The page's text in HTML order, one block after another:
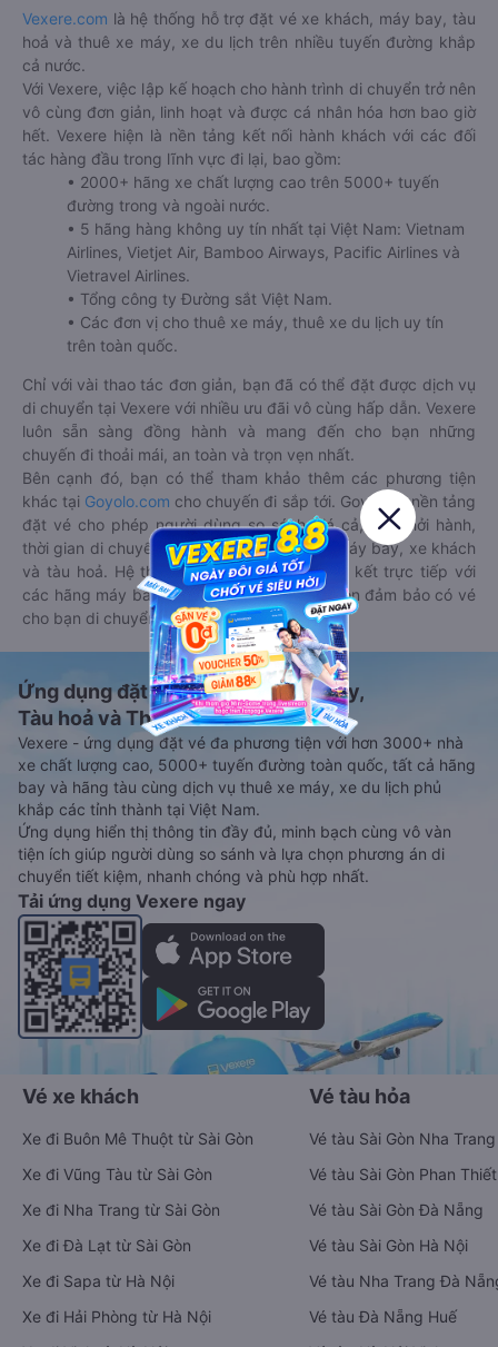
Vexere.com là hệ thống hỗ trợ đặt vé xe khách, máy bay, tàu
hoả và thuê xe máy, xe du lịch trên nhiều tuyến đường khắp
cả nước.
Với Vexere, việc lập kế hoạch cho hành trình di chuyển trở nên
vô cùng đơn giản, linh hoạt và được cá nhân hóa hơn bao giờ
hết. Vexere hiện là nền tảng kết nối hành khách với các đối
tác hàng đầu trong lĩnh vực đi lại, bao gồm:
• 2000+ hãng xe chất lượng cao trên 5000+ tuyến
đường trong và ngoài nước.
• 5 hãng hàng không uy tín nhất tại Việt Nam: Vietnam
Airlines, Vietjet Air, Bamboo Airways, Pacific Airlines và
Vietravel Airlines.
• Tổng công ty Đường sắt Việt Nam.
• Các đơn vị cho thuê xe máy, thuê xe du lịch uy tín
trên toàn quốc.
Chỉ với vài thao tác đơn giản, bạn đã có thể đặt được dịch vụ
di chuyển tại Vexere với nhiều ưu đãi vô cùng hấp dẫn. Vexere
luôn sẵn sàng đồng hành và mang đến cho bạn những
chuyến đi thoải mái, an toàn và trọn vẹn nhất.
Bên cạnh đó, bạn có thể tham khảo thêm các phương tiện
khác tại Goyolo.com cho chuyến đi sắp tới. Goyolo là nền tảng
đặt vé cho phép người dùng so sánh giá cả, giờ khởi hành,
thời gian di chuyển của nhiều phương tiện máy bay, xe khách
và tàu hoả. Hệ thống của Goyolo được liên kết trực tiếp với
các hãng máy bay, xe khách và tàu hoả, luôn đảm bảo có vé
cho bạn di chuyển.
Ứng dụng đặt vé Xe khách, Máy bay,
Tàu hoả và Thuê xe
Vexere - ứng dụng đặt vé đa phương tiện với hơn 3000+ nhà
xe chất lượng cao, 5000+ tuyến đường toàn quốc, tất cả hãng
bay và hãng tàu cùng dịch vụ thuê xe máy, xe du lịch phủ
khắp các tỉnh thành tại Việt Nam.
Ứng dụng hiển thị thông tin đầy đủ, minh bạch cùng vô vàn
tiện ích giúp người dùng so sánh và lựa chọn phương án di
chuyển tiết kiệm, nhanh chóng và phù hợp nhất.
Tải ứng dụng Vexere ngay
Vé xe khách
Xe đi Buôn Mê Thuột từ Sài Gòn
Xe đi Vũng Tàu từ Sài Gòn
Xe đi Nha Trang từ Sài Gòn
Xe đi Đà Lạt từ Sài Gòn
Xe đi Sapa từ Hà Nội
Xe đi Hải Phòng từ Hà Nội
Vé tàu hỏa
Vé tàu Sài Gòn Nha Trang
Vé tàu Sài Gòn Phan Thiết
Vé tàu Sài Gòn Đà Nẵng
Vé tàu Sài Gòn Hà Nội
Vé tàu Nha Trang Đà
Vé tàu Đà Nẵng Huế